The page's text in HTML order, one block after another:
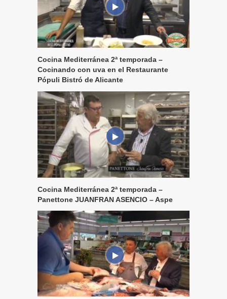
Cocina Mediterránea 2ª temporada –
Cocinando con uva en el Restaurante
Pópuli Bistró de Alicante
Cocina Mediterránea 2ª temporada –
Panettone JUANFRAN ASENCIO – Aspe